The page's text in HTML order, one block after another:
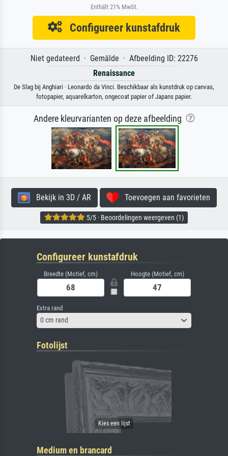
Enthält 21% MwSt.
Configureer kunstafdruk
Niet gedateerd · Gemälde · Afbeelding ID: 22276
Renaissance
De Slag bij Anghiari · Leonardo da Vinci. Beschikbaar als kunstdruk op canvas,
fotopapier, aquarelkarton, ongecoat papier of Japans papier.
Andere kleurvarianten op deze afbeelding
Bekijk in 3D / AR Toevoegen aan favorieten
5/5 · Beoordelingen weergeven (1)
Configureer kunstafdruk
Breedte (Motief, cm) Hoogte (Motief, cm)
Extra rand
0 cm rand
Fotolijst
Medium en brancard